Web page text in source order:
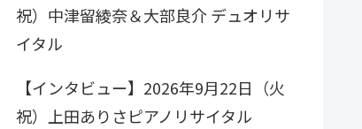
祝）中津留綾奈＆大部良介 デュオリサ
イタル
【インタビュー】2026年9月22日（火
祝）上田ありさピアノリサイタル